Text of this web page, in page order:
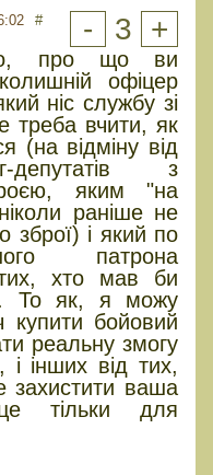
# - 3 +
про що ви
офіцер
ніс службу зі
треба вчити, як
(на відміну від
депутатів з
яким "на
раніше не
зброї) і який по
патрона
хто мав би
То як, я можу
купити бойовий
реальну змогу
і інших від тих,
захистити ваша
тільки для